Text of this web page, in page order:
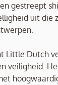
gestreept
uit die
Little Dutch
veiligheid.